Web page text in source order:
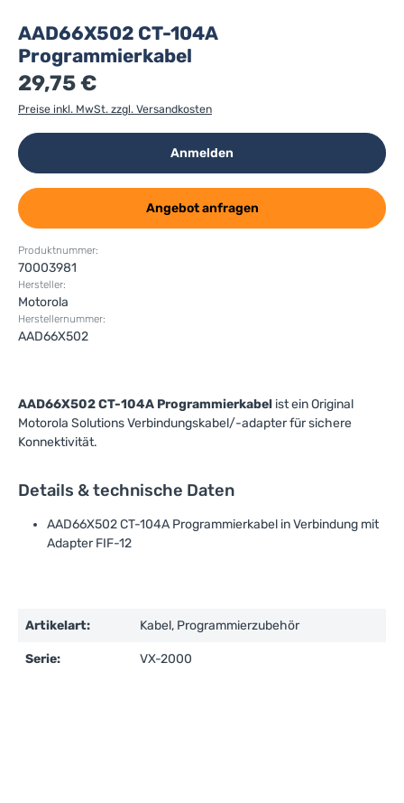
AAD66X502 CT-104A
Programmierkabel
29,75 €
Preise inkl. MwSt. zzgl. Versandkosten
Anmelden
Angebot anfragen
Produktnummer:
70003981
Hersteller:
Motorola
Herstellernummer:
AAD66X502
AAD66X502 CT-104A Programmierkabel ist ein Original
Motorola Solutions Verbindungskabel/-adapter für sichere
Konnektivität.
Details & technische Daten
AAD66X502 CT-104A Programmierkabel in Verbindung mit
Adapter FIF-12
Artikelart: Kabel, Programmierzubehör
Serie: VX-2000